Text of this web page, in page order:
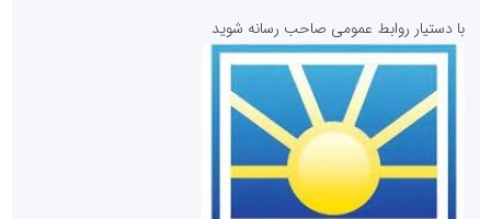
روابط عمومی خبرگزاری گزارش خبر
با دستیار روابط عمومی صاحب رسانه شوید